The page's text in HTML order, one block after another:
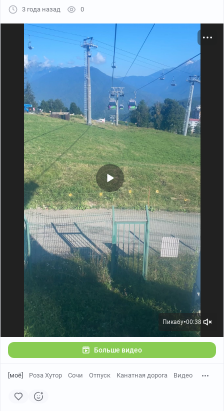
Адлер
Gladiator pro 12.6T
3 года назад 0
Пикабу●00:38
Больше видео
[моё] Роза Хутор Сочи Отпуск Канатная дорога Видео